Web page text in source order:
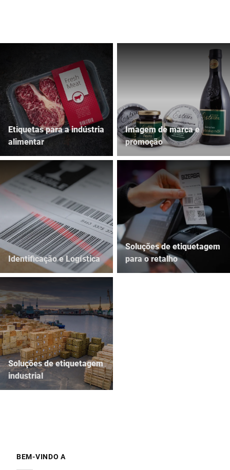
Etiquetas para a indústria
alimentar
Imagem de marca e
promoção
Identificação e Logística
Soluções de etiquetagem
para o retalho
Soluções de etiquetagem
industrial
BEM-VINDO A